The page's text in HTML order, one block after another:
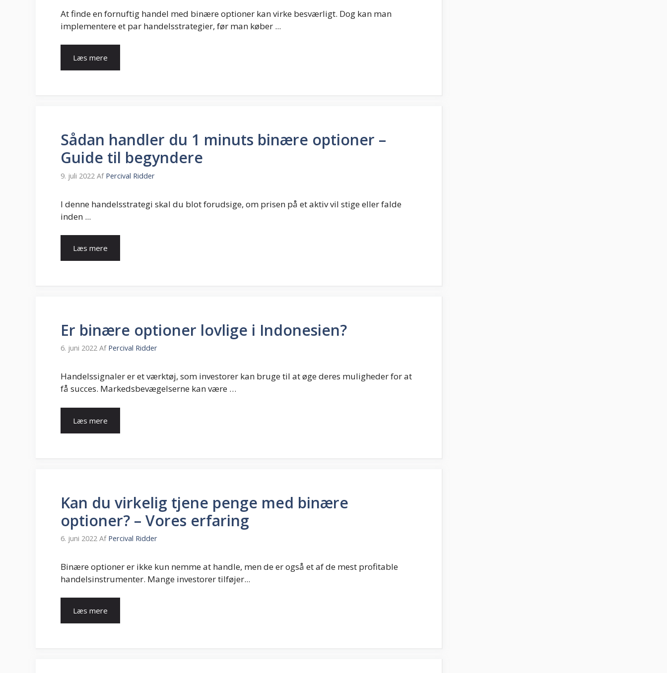
At finde en fornuftig handel med binære optioner kan virke besværligt. Dog kan man
implementere et par handelsstrategier, før man køber ...
Læs mere
Sådan handler du 1 minuts binære optioner –
Guide til begyndere
9. juli 2022 Af Percival Ridder
I denne handelsstrategi skal du blot forudsige, om prisen på et aktiv vil stige eller falde
inden ...
Læs mere
Er binære optioner lovlige i Indonesien?
6. juni 2022 Af Percival Ridder
Handelssignaler er et værktøj, som investorer kan bruge til at øge deres muligheder for at
få succes. Markedsbevægelserne kan være …
Læs mere
Kan du virkelig tjene penge med binære
optioner? – Vores erfaring
6. juni 2022 Af Percival Ridder
Binære optioner er ikke kun nemme at handle, men de er også et af de mest profitable
handelsinstrumenter. Mange investorer tilføjer...
Læs mere